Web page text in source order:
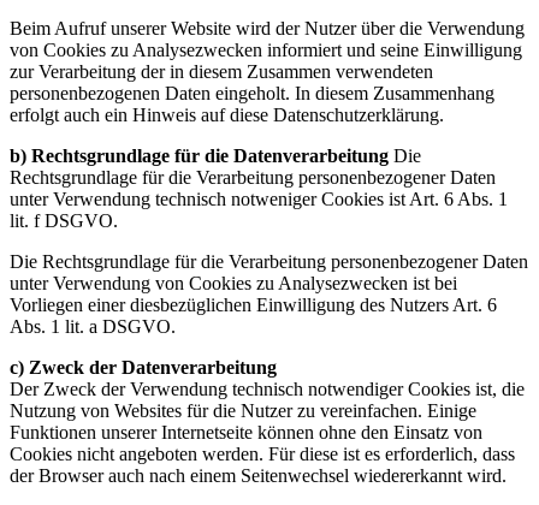
Beim Aufruf unserer Website wird der Nutzer über die Verwendung
von Cookies zu Analysezwecken informiert und seine Einwilligung
zur Verarbeitung der in diesem Zusammen verwendeten
personenbezogenen Daten eingeholt. In diesem Zusammenhang
erfolgt auch ein Hinweis auf diese Datenschutzerklärung.
b) Rechtsgrundlage für die Datenverarbeitung Die
Rechtsgrundlage für die Verarbeitung personenbezogener Daten
unter Verwendung technisch notweniger Cookies ist Art. 6 Abs. 1
lit. f DSGVO.
Die Rechtsgrundlage für die Verarbeitung personenbezogener Daten
unter Verwendung von Cookies zu Analysezwecken ist bei
Vorliegen einer diesbezüglichen Einwilligung des Nutzers Art. 6
Abs. 1 lit. a DSGVO.
c) Zweck der Datenverarbeitung
Der Zweck der Verwendung technisch notwendiger Cookies ist, die
Nutzung von Websites für die Nutzer zu vereinfachen. Einige
Funktionen unserer Internetseite können ohne den Einsatz von
Cookies nicht angeboten werden. Für diese ist es erforderlich, dass
der Browser auch nach einem Seitenwechsel wiedererkannt wird.